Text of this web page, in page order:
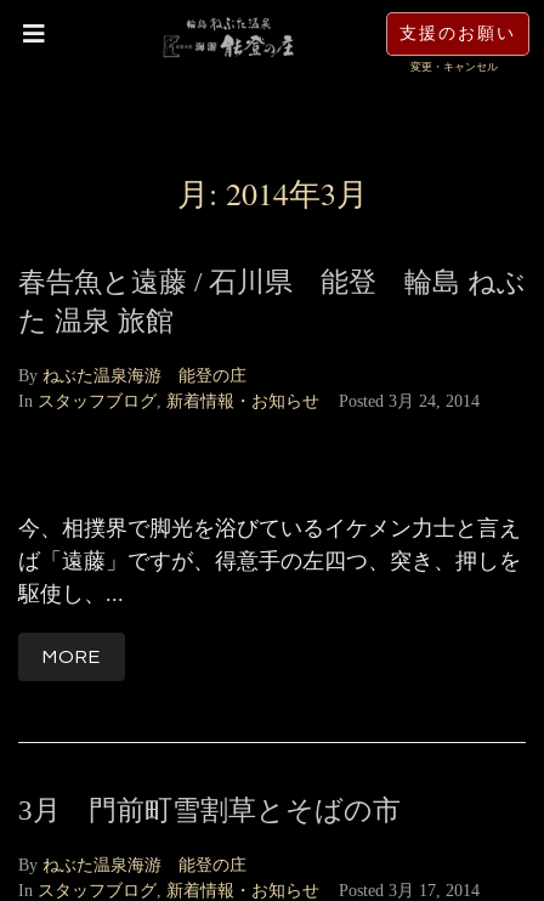
支援のお願い
変更・キャンセル
月: 2014年3月
春告魚と遠藤 / 石川県 能登 輪島 ねぶ
た 温泉 旅館
By ねぶた温泉海游 能登の庄
In スタッフブログ, 新着情報・お知らせ Posted 3月 24, 2014
今、相撲界で脚光を浴びているイケメン力士と言え
ば「遠藤」ですが、得意手の左四つ、突き、押しを
駆使し、...
MORE
3月 門前町雪割草とそばの市
By ねぶた温泉海游 能登の庄
In スタッフブログ, 新着情報・お知らせ Posted 3月 17, 2014